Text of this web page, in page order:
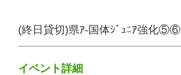
(終日貸切)県ｱ-国体ｼﾞｭﾆｱ強化⑤⑥
イベント詳細